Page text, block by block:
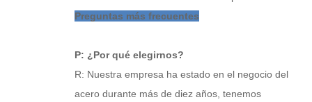
Preguntas más frecuentes
P: ¿Por qué elegirnos?
R: Nuestra empresa ha estado en el negocio del
acero durante más de diez años, tenemos